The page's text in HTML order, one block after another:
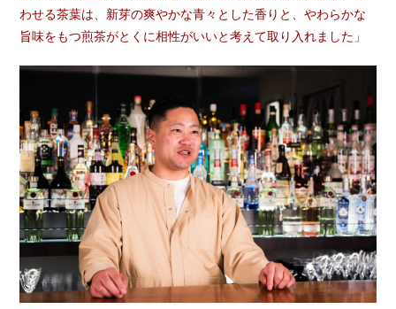
わせる茶葉は、新芽の爽やかな青々とした香りと、やわらかな
旨味をもつ煎茶がとくに相性がいいと考えて取り入れました」